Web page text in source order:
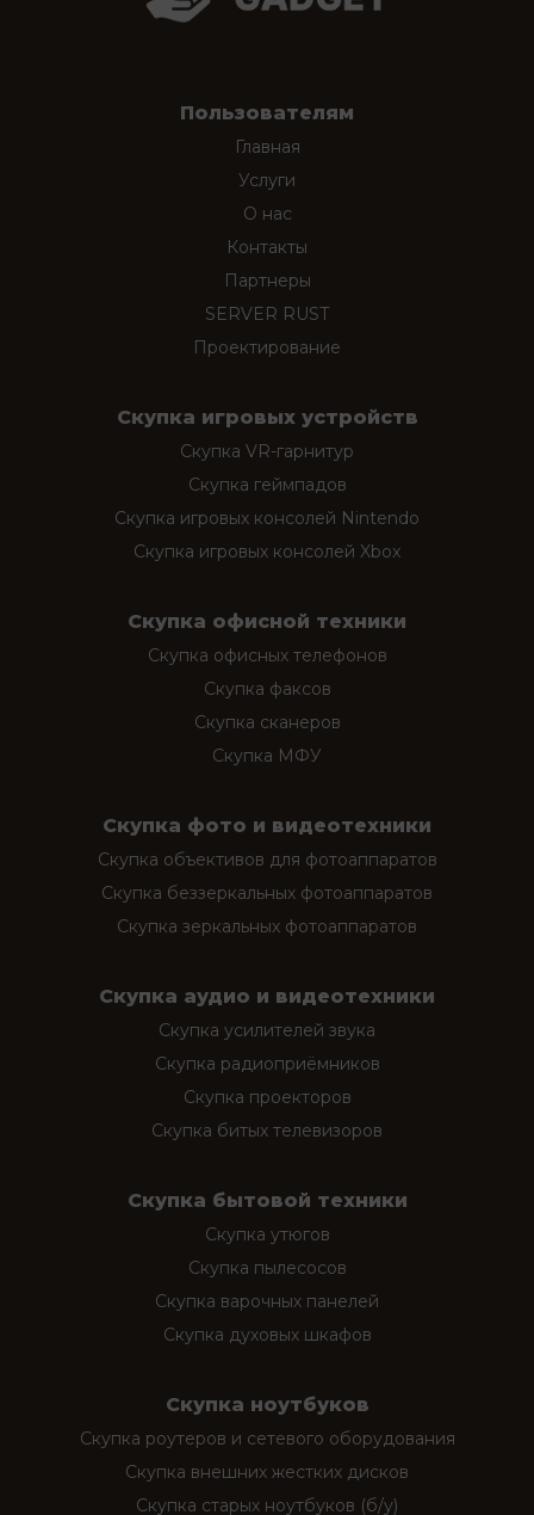
Пользователям
Главная
Услуги
О нас
Контакты
Партнеры
SERVER RUST
Проектирование
Скупка игровых устройств
Скупка VR-гарнитур
Скупка геймпадов
Скупка игровых консолей Nintendo
Скупка игровых консолей Xbox
Скупка офисной техники
Скупка офисных телефонов
Скупка факсов
Скупка сканеров
Скупка МФУ
Скупка фото и видеотехники
Скупка объективов для фотоаппаратов
Скупка беззеркальных фотоаппаратов
Скупка зеркальных фотоаппаратов
Скупка аудио и видеотехники
Скупка усилителей звука
Скупка радиоприёмников
Скупка проекторов
Скупка битых телевизоров
Скупка бытовой техники
Скупка утюгов
Скупка пылесосов
Скупка варочных панелей
Скупка духовых шкафов
Скупка ноутбуков
Скупка роутеров и сетевого оборудования
Скупка внешних жестких дисков
Скупка старых ноутбуков (б/у)